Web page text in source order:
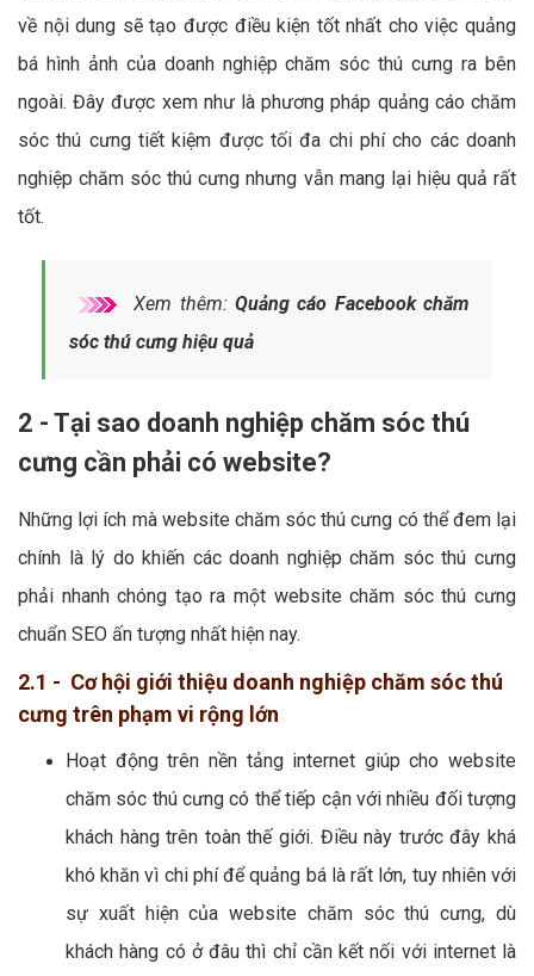
về nội dung sẽ tạo được điều kiện tốt nhất cho việc quảng
bá hình ảnh của doanh nghiệp chăm sóc thú cưng ra bên
ngoài. Đây được xem như là phương pháp quảng cáo chăm
sóc thú cưng tiết kiệm được tối đa chi phí cho các doanh
nghiệp chăm sóc thú cưng nhưng vẫn mang lại hiệu quả rất
tốt.
Xem thêm: Quảng cáo Facebook chăm
sóc thú cưng hiệu quả
2 - Tại sao doanh nghiệp chăm sóc thú
cưng cần phải có website?
Những lợi ích mà website chăm sóc thú cưng có thể đem lại
chính là lý do khiến các doanh nghiệp chăm sóc thú cưng
phải nhanh chóng tạo ra một website chăm sóc thú cưng
chuẩn SEO ấn tượng nhất hiện nay.
2.1 - Cơ hội giới thiệu doanh nghiệp chăm sóc thú
cưng trên phạm vi rộng lớn
Hoạt động trên nền tảng internet giúp cho website
chăm sóc thú cưng có thể tiếp cận với nhiều đối tượng
khách hàng trên toàn thế giới. Điều này trước đây khá
khó khăn vì chi phí để quảng bá là rất lớn, tuy nhiên với
sự xuất hiện của website chăm sóc thú cưng, dù
khách hàng có ở đâu thì chỉ cần kết nối với internet là